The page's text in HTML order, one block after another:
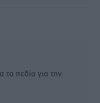
πεδία για την